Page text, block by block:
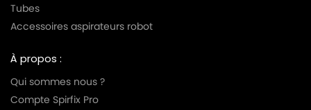
Tubes
Accessoires aspirateurs robot
À propos :
Qui sommes nous ?
Compte Spirfix Pro